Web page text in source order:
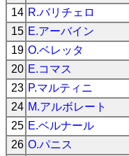
14 R.バリチェロ
15 E.アーバイン
19 O.ベレッタ
20 E.コマス
23 P.マルティニ
24 M.アルボレート
25 E.ベルナール
26 O.パニス